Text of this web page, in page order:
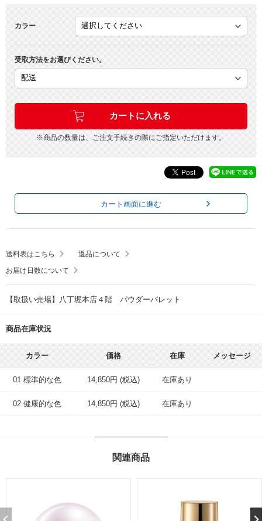
カラー
受取方法をお選びください。
※商品の数量は、ご注文手続きの際にご指定いただけます。
カート画面に進む
送料表はこちら
返品について
お届け日数について
【取扱い売場】八丁堀本店４階 パウダーパレット
商品在庫状況
カラー 価格 在庫 メッセージ
01 標準的な色 14,850円 (税込) 在庫あり
02 健康的な色 14,850円 (税込) 在庫あり
関連商品